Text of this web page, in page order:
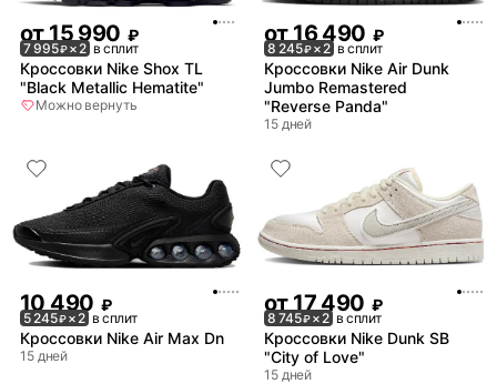
от15 990 ₽
7 995₽× 2 в сплит
Кроссовки Nike Shox TL
"Black Metallic Hematite"
Можно вернуть
от16 490 ₽
8 245₽× 2 в сплит
Кроссовки Nike Air Dunk
Jumbo Remastered
"Reverse Panda"
15 дней
10 490 ₽
5 245₽× 2 в сплит
Кроссовки Nike Air Max Dn
15 дней
от 17 490 ₽
8 745₽× 2 в сплит
Кроссовки Nike Dunk SB
"City of Love"
15 дней